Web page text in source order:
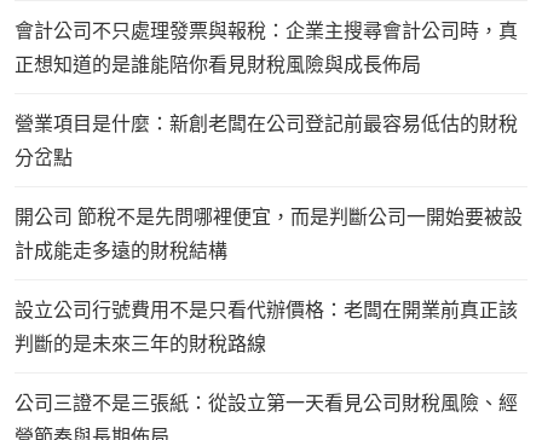
會計公司不只處理發票與報稅：企業主搜尋會計公司時，真
正想知道的是誰能陪你看見財稅風險與成長佈局
營業項目是什麼：新創老闆在公司登記前最容易低估的財稅
分岔點
開公司 節稅不是先問哪裡便宜，而是判斷公司一開始要被設
計成能走多遠的財稅結構
設立公司行號費用不是只看代辦價格：老闆在開業前真正該
判斷的是未來三年的財稅路線
公司三證不是三張紙：從設立第一天看見公司財稅風險、經